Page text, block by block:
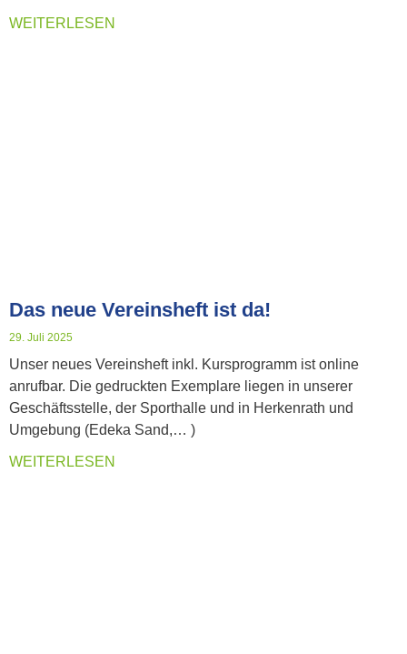
WEITERLESEN
Das neue Vereinsheft ist da!
29. Juli 2025
Unser neues Vereinsheft inkl. Kursprogramm ist online
anrufbar. Die gedruckten Exemplare liegen in unserer
Geschäftsstelle, der Sporthalle und in Herkenrath und
Umgebung (Edeka Sand,… )
WEITERLESEN